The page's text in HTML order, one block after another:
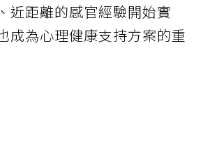
近距離的感官經驗開始實
成為心理健康支持方案的重